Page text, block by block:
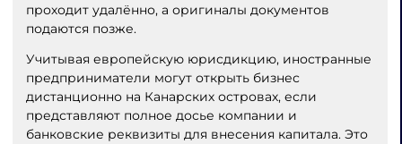
проходит удалённо, а оригиналы документов
подаются позже.
Учитывая европейскую юрисдикцию, иностранные
предприниматели могут открыть бизнес
дистанционно на Канарских островах, если
представляют полное досье компании и
банковские реквизиты для внесения капитала. Это